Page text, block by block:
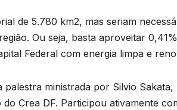
de 5.780 km2, mas seriam
Ou seja, basta aproveitar
Federal com energia limpa e
ministrada por Silvio
Crea DF. Participou ativamente